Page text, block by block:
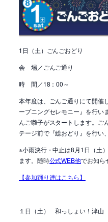
1日（土）ごんごおどり
会 場／ごんご通り
時 間／18：00～
本年度は、ごんご通りにて開催
ープニングセレモニー』を行い
んご囃子がスタートします。ご
テージ前で『総おどり』を行い
※小雨決行・中止は8月1日（土
ます。随時公式WEB他でお知ら
【参加踊り連はこちら】
１日（土） 和っしょい！津山